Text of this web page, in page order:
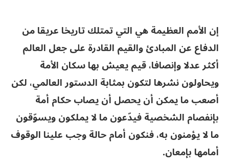
إن الأمم العظيمة هي التي تمتلك تاريخا عريقا من
الدفاع عن المبادئ والقيم القادرة على جعل العالم
أكثر عدلا وإنصافا، قيم يعيش بها سكان الأمة
ويحاولون نشرها لتكون بمثابة الدستور العالمي، لكن
أصعب ما يمكن أن يحصل أن يصاب حكام أمة
بإنفصام الشخصية فيدّعون ما لا يملكون ويسوّقون
ما لا يؤمنون به، فنكون أمام حالة وجب علينا الوقوف
أمامها بإمعان.